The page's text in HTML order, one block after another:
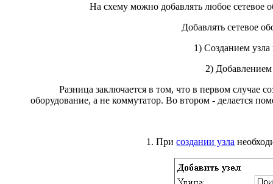
На схему можно добавлять любое сетевое
Добавлять сетевое
1) Созданием
2)
Разница заключается в том, что в первом случае
оборудование, а не коммутатор. Во втором - делается
1. Присоздании узла